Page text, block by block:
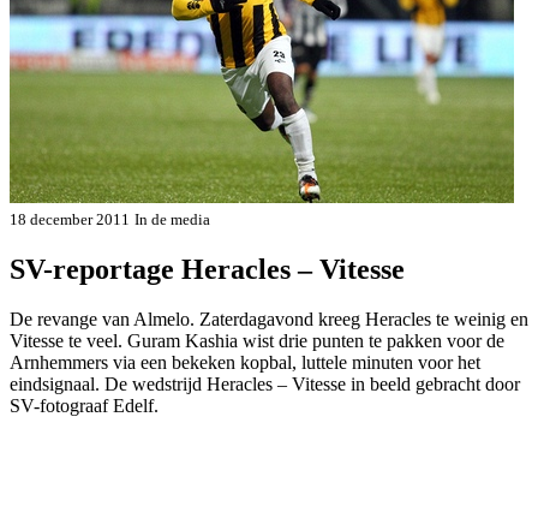
18 december 2011 In de media
SV-reportage Heracles – Vitesse
De revange van Almelo. Zaterdagavond kreeg Heracles te weinig en
Vitesse te veel. Guram Kashia wist drie punten te pakken voor de
Arnhemmers via een bekeken kopbal, luttele minuten voor het
eindsignaal. De wedstrijd Heracles – Vitesse in beeld gebracht door
SV-fotograaf Edelf.